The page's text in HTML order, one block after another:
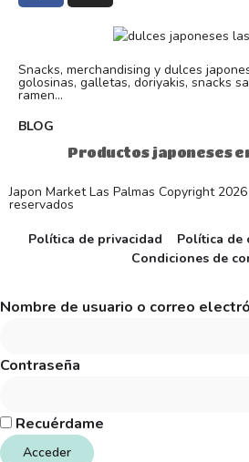
Snacks, merchandising y dulces
golosinas, galletas, doriyakis, snacks
ramen...
BLOG
Productos japoneses
Japon Market Las Palmas Copyright
reservados
Política de privacidad
Política de
Condiciones de
Nombre de usuario o correo
Contraseña
Recuérdame
Acceder